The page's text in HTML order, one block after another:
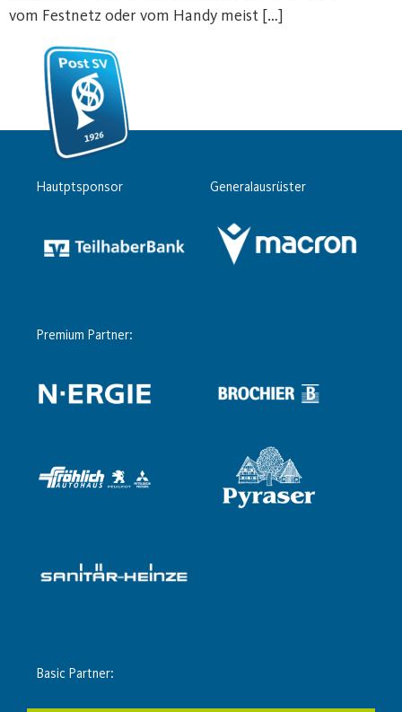
vom Festnetz oder vom Handy meist […]
Hautptsponsor Generalausrüster
Premium Partner:
Basic Partner: